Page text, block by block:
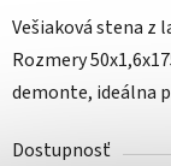
Vešiaková stena z
Rozmery
demonte, ideálna
Dostupnosť